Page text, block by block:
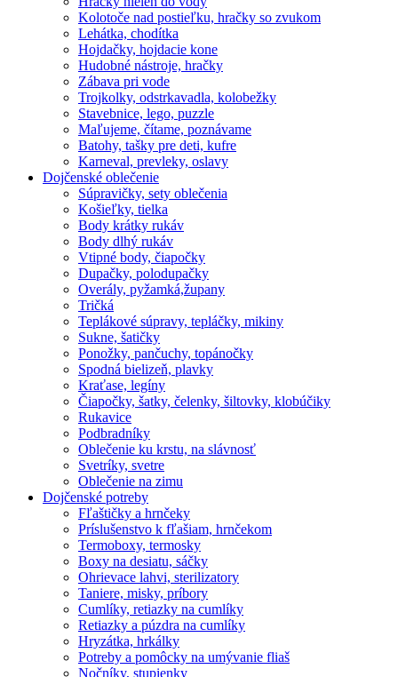
Kolotoče nad postieľku, hračky so zvukom
Lehátka, chodítka
Hojdačky, hojdacie kone
Hudobné nástroje, hračky
Zábava pri vode
Trojkolky, odstrkavadla, kolobežky
Stavebnice, lego, puzzle
Maľujeme, čítame, poznávame
Batohy, tašky pre deti, kufre
Karneval, prevleky, oslavy
Dojčenské oblečenie
Súpravičky, sety oblečenia
Košieľky, tielka
Body krátky rukáv
Body dlhý rukáv
Vtipné body, čiapočky
Dupačky, polodupačky
Overály, pyžamká,župany
Tričká
Teplákové súpravy, tepláčky, mikiny
Sukne, šatičky
Ponožky, pančuchy, topánočky
Spodná bielizeň, plavky
Kraťase, legíny
Čiapočky, šatky, čelenky, šiltovky, klobúčiky
Rukavice
Podbradníky
Oblečenie ku krstu, na slávnosť
Svetríky, svetre
Oblečenie na zimu
Dojčenské potreby
Fľaštičky a hrnčeky
Príslušenstvo k fľašiam, hrnčekom
Termoboxy, termosky
Boxy na desiatu, sáčky
Ohrievace lahvi, sterilizatory
Taniere, misky, príbory
Cumlíky, retiazky na cumlíky
Retiazky a púzdra na cumlíky
Hryzátka, hrkálky
Potreby a pomôcky na umývanie fliaš
Nočníky, stupienky